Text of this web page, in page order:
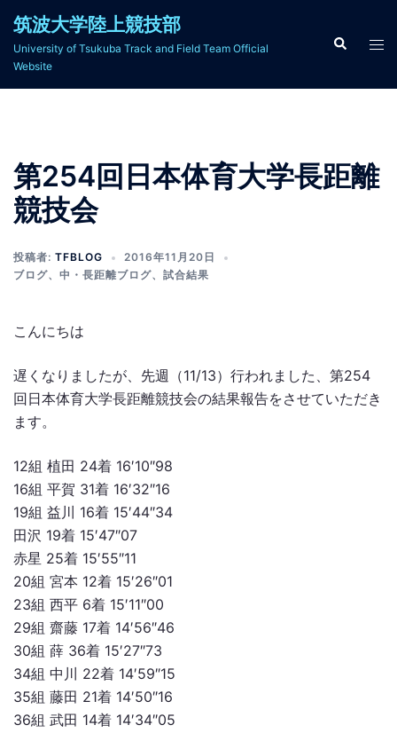
筑波大学陸上競技部
University of Tsukuba Track and Field Team Official
Website
検
索
ト
ル
ュ
ー
第254回日本体育大学長距離
競技会
投稿者: TFBLOG
2016年11月20日
ブログ、 中・長距離ブログ、 試合結果
こんにちは
遅くなりましたが、先週（11/13）行われました、第254
回日本体育大学長距離競技会の結果報告をさせていただき
ます。
12組 植田 24着 16′10″98
16組 平賀 31着 16′32″16
19組 益川 16着 15′44″34
田沢 19着 15′47″07
赤星 25着 15′55″11
20組 宮本 12着 15′26″01
23組 西平 6着 15′11″00
29組 齋藤 17着 14′56″46
30組 薛 36着 15′27″73
34組 中川 22着 14′59″15
35組 藤田 21着 14′50″16
36組 武田 14着 14′34″05